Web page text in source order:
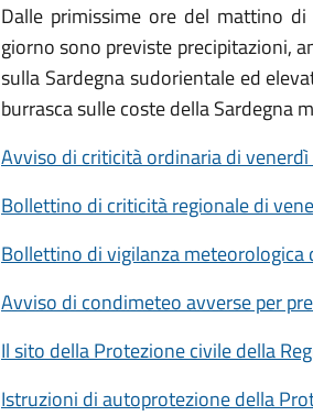
Dalle primissime ore del mattino
giorno sono previste precipitazioni,
sulla Sardegna sudorientale ed
burrasca sulle coste della Sardegna
Avviso di criticità ordinaria di
Bollettino di criticità regionale di
Bollettino di vigilanza
Avviso di condimeteo avverse per
Il sito della Protezione civile della
Istruzioni di autoprotezione della